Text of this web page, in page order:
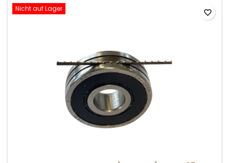
Nicht auf Lager favorite_border